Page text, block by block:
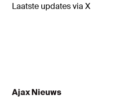
Laatste updates via X
Ajax Nieuws